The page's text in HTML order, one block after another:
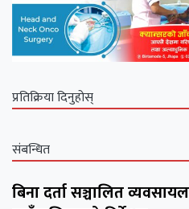
प्रतिक्रिया दिनुहोस्
संबन्धित
बिना दर्ता सञ्चालित